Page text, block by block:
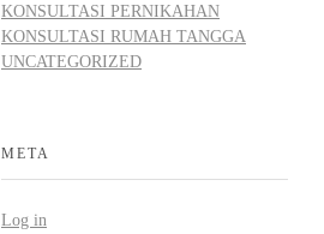
KONSULTASI PERNIKAHAN
KONSULTASI RUMAH TANGGA
UNCATEGORIZED
META
Log in